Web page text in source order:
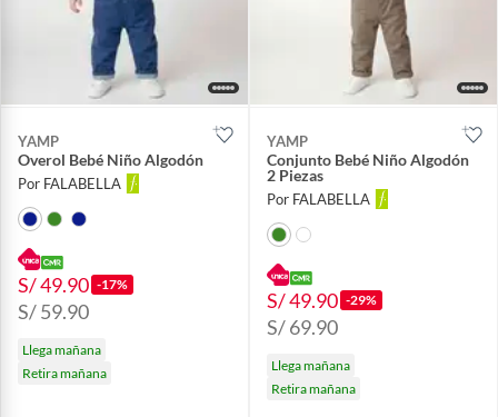
YAMP
Overol Bebé Niño Algodón
Por FALABELLA
S/ 49.90 -17%
S/ 59.90
Llega mañana
Retira mañana
YAMP
Conjunto Bebé Niño Algodón
2 Piezas
Por FALABELLA
S/ 49.90 -29%
S/ 69.90
Llega mañana
Retira mañana